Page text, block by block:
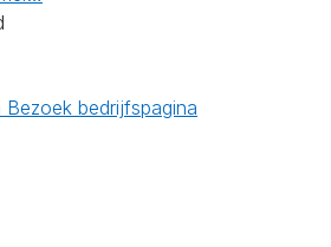
Bezoek bedrijfspagina